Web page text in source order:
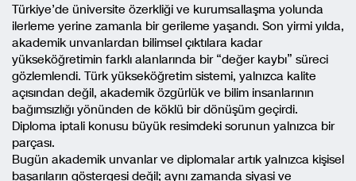
Türkiye’de üniversite özerkliği ve kurumsallaşma yolunda
ilerleme yerine zamanla bir gerileme yaşandı. Son yirmi yılda,
akademik unvanlardan bilimsel çıktılara kadar
yükseköğretimin farklı alanlarında bir “değer kaybı” süreci
gözlemlendi. Türk yükseköğretim sistemi, yalnızca kalite
açısından değil, akademik özgürlük ve bilim insanlarının
bağımsızlığı yönünden de köklü bir dönüşüm geçirdi.
Diploma iptali konusu büyük resimdeki sorunun yalnızca bir
parçası.
Bugün akademik unvanlar ve diplomalar artık yalnızca kişisel
başarıların göstergesi değil; aynı zamanda siyasi ve